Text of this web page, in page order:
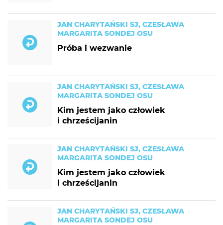
JAN CHARYTAŃSKI SJ, CZESŁAWA
MARGARITA SONDEJ OSU
Próba i wezwanie
JAN CHARYTAŃSKI SJ, CZESŁAWA
MARGARITA SONDEJ OSU
Kim jestem jako człowiek
i chrześcijanin
JAN CHARYTAŃSKI SJ, CZESŁAWA
MARGARITA SONDEJ OSU
Kim jestem jako człowiek
i chrześcijanin
JAN CHARYTAŃSKI SJ, CZESŁAWA
MARGARITA SONDEJ OSU